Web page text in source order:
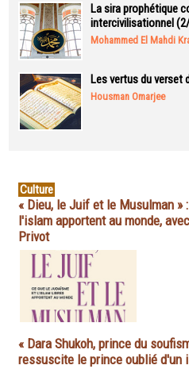
La sira prophétique
intercivilisationnel
Mohammed El Mahdi
Les vertus du verset
Housman Omarjee
Culture
« Dieu, le Juif et le Musulman »
l'islam apportent au monde,
Privot
« Dara Shukoh, prince du
ressuscite le prince oublié d'un